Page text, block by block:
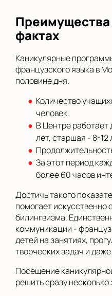
Преимущества
фактах
Каникулярные
французского языка в
половине дня.
Количество
человек.
В Центре
лет, старшая - 8-12
За этот период
более 60 часов
Достичь такого
помогает
билингвизма.
коммуникации -
детей на занятиях,
творческих задач и
Посещение
решить сразу несколько